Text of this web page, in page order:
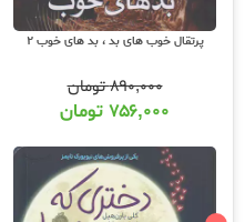
پرتقال خوب های بد ، بد های خوب 2
۸۹۰,۰۰۰تومان
۷۵۶,۰۰۰ تومان